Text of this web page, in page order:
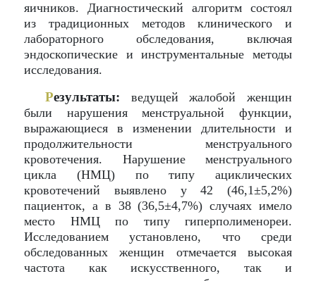
яичников. Диагностический алгоритм состоял
из традиционных методов клинического и
лабораторного обследования, включая
эндоскопические и инструментальные методы
исследования.
Результаты: ведущей жалобой женщин
были нарушения менструальной функции,
выражающиеся в изменении длительности и
продолжительности менструального
кровотечения. Нарушение менструального
цикла (НМЦ) по типу ациклических
кровотечений выявлено у 42 (46,1±5,2%)
пациенток, а в 38 (36,5±4,7%) случаях имело
место НМЦ по типу гиперполименореи.
Исследованием установлено, что среди
обследованных женщин отмечается высокая
частота как искусственного, так и